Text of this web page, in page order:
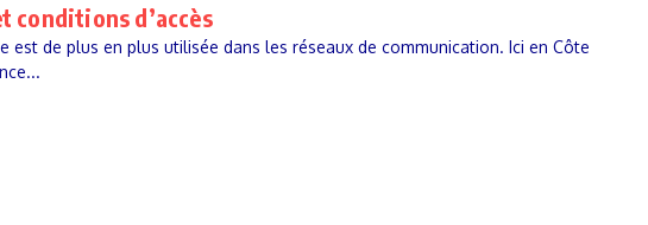
conditions d’accès
est de plus en plus utilisée dans les réseaux de communication. Ici en Côte